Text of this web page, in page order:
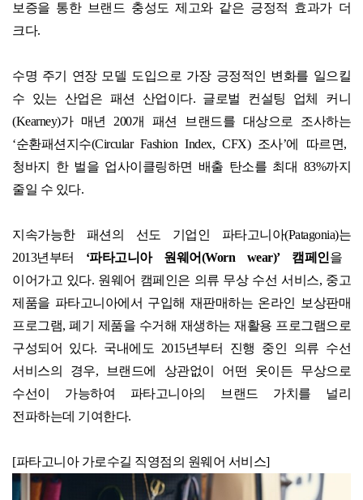
보증을 통한 브랜드 충성도 제고와 같은 긍정적 효과가 더
크다.
수명 주기 연장 모델 도입으로 가장 긍정적인 변화를 일으킬
수 있는 산업은 패션 산업이다. 글로벌 컨설팅 업체 커니
(Kearney)가 매년 200개 패션 브랜드를 대상으로 조사하는
‘순환패션지수(Circular Fashion Index, CFX) 조사’에 따르면,
청바지 한 벌을 업사이클링하면 배출 탄소를 최대 83%까지
줄일 수 있다.
지속가능한 패션의 선도 기업인 파타고니아(Patagonia)는
2013년부터 ‘파타고니아 원웨어(Worn wear)’ 캠페인을
이어가고 있다. 원웨어 캠페인은 의류 무상 수선 서비스, 중고
제품을 파타고니아에서 구입해 재판매하는 온라인 보상판매
프로그램, 폐기 제품을 수거해 재생하는 재활용 프로그램으로
구성되어 있다. 국내에도 2015년부터 진행 중인 의류 수선
서비스의 경우,
브랜드에 상관없이 어떤 옷이든 무상으로
수선이 가능하여 파타고니아의 브랜드 가치를 널리
전파하는데 기여한다.
[파타고니아 가로수길 직영점의 원웨어 서비스]